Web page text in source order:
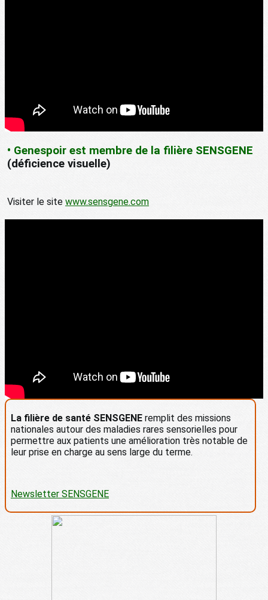
• Genespoir est membre de la filière SENSGENE
(déficience visuelle)
Visiter le site www.sensgene.com
La filière de santé SENSGENE remplit des missions
nationales autour des maladies rares sensorielles pour
permettre aux patients une amélioration très notable de
leur prise en charge au sens large du terme.
Newsletter SENSGENE